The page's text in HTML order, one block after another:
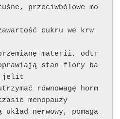
przeciwbólowe mo
cukru we krw
materii, odtr
stan flory ba
jelit
równowagę horm
menopauzy
układ nerwowy, pomaga